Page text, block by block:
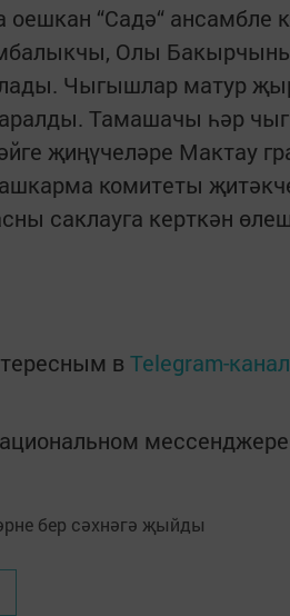
“Садә“ ансамбле
Олы
Чыгышлар матур
Тамашачы һәр
җиңүчеләре Мактау
комитеты
саклауга керткән
в Telegram-